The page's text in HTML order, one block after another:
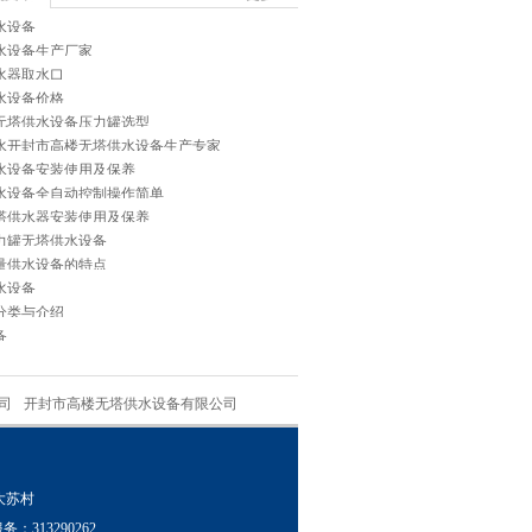
设备
设备生产厂家
器取水口
设备价格
塔供水设备压力罐选型
开封市高楼无塔供水设备生产专家
设备安装使用及保养
设备全自动控制操作简单
供水器安装使用及保养
罐无塔供水设备
供水设备的特点
设备
类与介绍
开封市高楼无塔供水设备有限公司
苏村
：313290262